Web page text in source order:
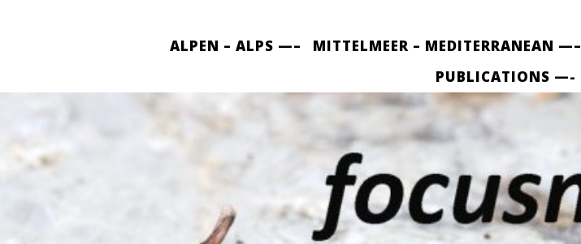
ALPEN – ALPS —– MITTELMEER – MEDITERRANEAN —–
PUBLICATIONS —-